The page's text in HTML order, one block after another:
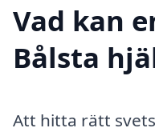
Vad kan
Bålsta
Att hitta rätt